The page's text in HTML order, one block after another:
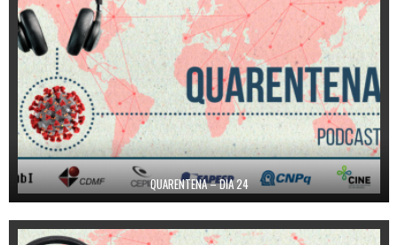
QUARENTENA – DIA 24